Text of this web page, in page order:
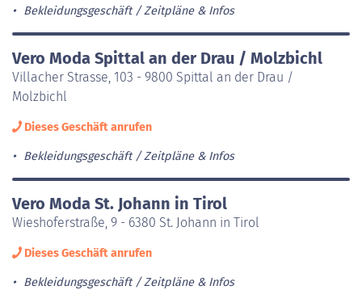
Bekleidungsgeschäft Zeitpläne & Infos
Vero Moda Spittal an der Drau / Molzbichl
Villacher Strasse, 103 - 9800 Spittal an der Drau /
Molzbichl
Dieses Geschäft anrufen
Bekleidungsgeschäft Zeitpläne & Infos
Vero Moda St. Johann in Tirol
Wieshoferstraße, 9 - 6380 St. Johann in Tirol
Dieses Geschäft anrufen
Bekleidungsgeschäft Zeitpläne & Infos